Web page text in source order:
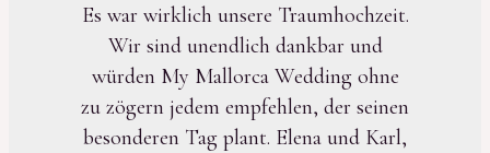
Es war wirklich unsere Traumhochzeit.
Wir sind unendlich dankbar und
würden My Mallorca Wedding ohne
zu zögern jedem empfehlen, der seinen
besonderen Tag plant. Elena und Karl,